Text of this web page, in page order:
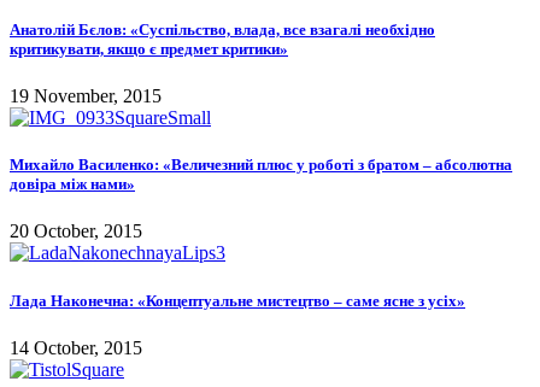
Анатолій Бєлов: «Суспільство, влада, все взагалі необхідно
критикувати, якщо є предмет критики»
19 November, 2015
Михайло Василенко: «Величезний плюс у роботі з братом – абсолютна
довіра між нами»
20 October, 2015
Лада Наконечна: «Концептуальне мистецтво – саме ясне з усіх»
14 October, 2015